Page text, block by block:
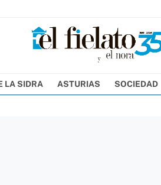
LA SIDRA ASTURIAS SOCIEDAD